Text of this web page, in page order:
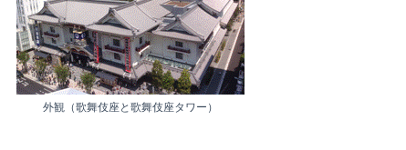
外観（歌舞伎座と歌舞伎座タワー）